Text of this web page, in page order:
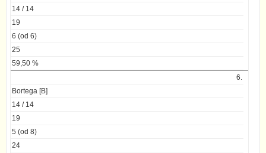
14 / 14
19
6 (od 6)
25
59,50 %
6.
Bortega [B]
14 / 14
19
5 (od 8)
24